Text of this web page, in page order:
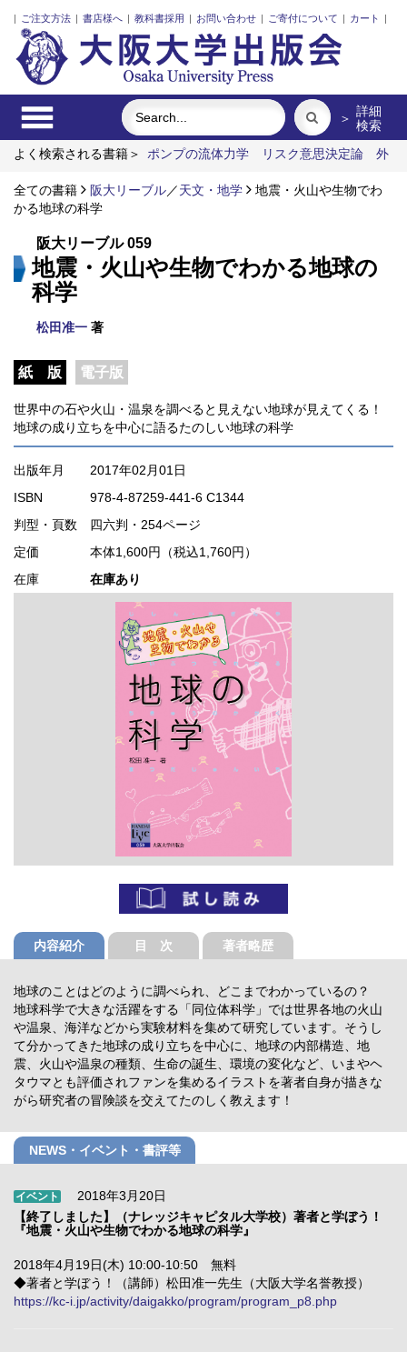
| ご注文方法 | 書店様へ | 教科書採用 | お問い合わせ | ご寄付について | カート |
＞ 詳細
検索
よく検索される書籍＞
ポンプの流体力学 リスク意思決定論
外
欧諸国と日本の介護
明治・大正・昭和の細菌学者たち
全ての書籍 阪大リーブル／天文・地学
地震・火山や生物でわ
かる地球の科学
阪大リーブル 059
地震・火山や生物でわかる地球の
科学
松田准一 著
紙 版 電子版
世界中の石や火山・温泉を調べると見えない地球が見えてくる！
地球の成り立ちを中心に語るたのしい地球の科学
出版年月
2017年02月01日
ISBN
978-4-87259-441-6 C1344
判型・頁数 四六判・254ページ
定価
本体1,600円（税込1,760円）
在庫
在庫あり
内容紹介 目 次 著者略歴
地球のことはどのように調べられ、どこまでわかっているの？
地球科学で大きな活躍をする「同位体科学」では世界各地の火山
や温泉、海洋などから実験材料を集めて研究しています。そうし
て分かってきた地球の成り立ちを中心に、地球の内部構造、地
震、火山や温泉の種類、生命の誕生、環境の変化など、いまやヘ
タウマとも評価されファンを集めるイラストを著者自身が描きな
がら研究者の冒険談を交えてたのしく教えます！
NEWS・イベント・書評等
イベント
2018年3月20日
【終了しました】（ナレッジキャピタル大学校）著者と学ぼう！
『地震・火山や生物でわかる地球の科学』
2018年4月19日(木) 10:00-10:50 無料
◆著者と学ぼう！（講師）松田准一先生（大阪大学名誉教授）
https://kc-i.jp/activity/daigakko/program/program_p8.php